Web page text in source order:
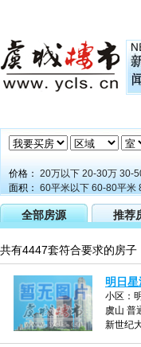
价格： 20万以下 20-30万 30-
面积： 60平米以下 60-80平米
全部房源 推荐
共有4447套符合要求的房子
明日
小区：
虞山 普
新世纪